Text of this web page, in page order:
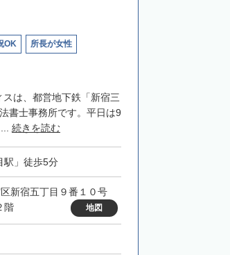
OK 所長が女性
は、都営地下鉄「新宿三
書士事務所です。平日は9
続きを読む
駅」徒歩5分
新宿五丁目９番１０号
階
地図